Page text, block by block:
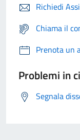
Richiedi
Chiama il
Prenota un
Problemi in
Segnala